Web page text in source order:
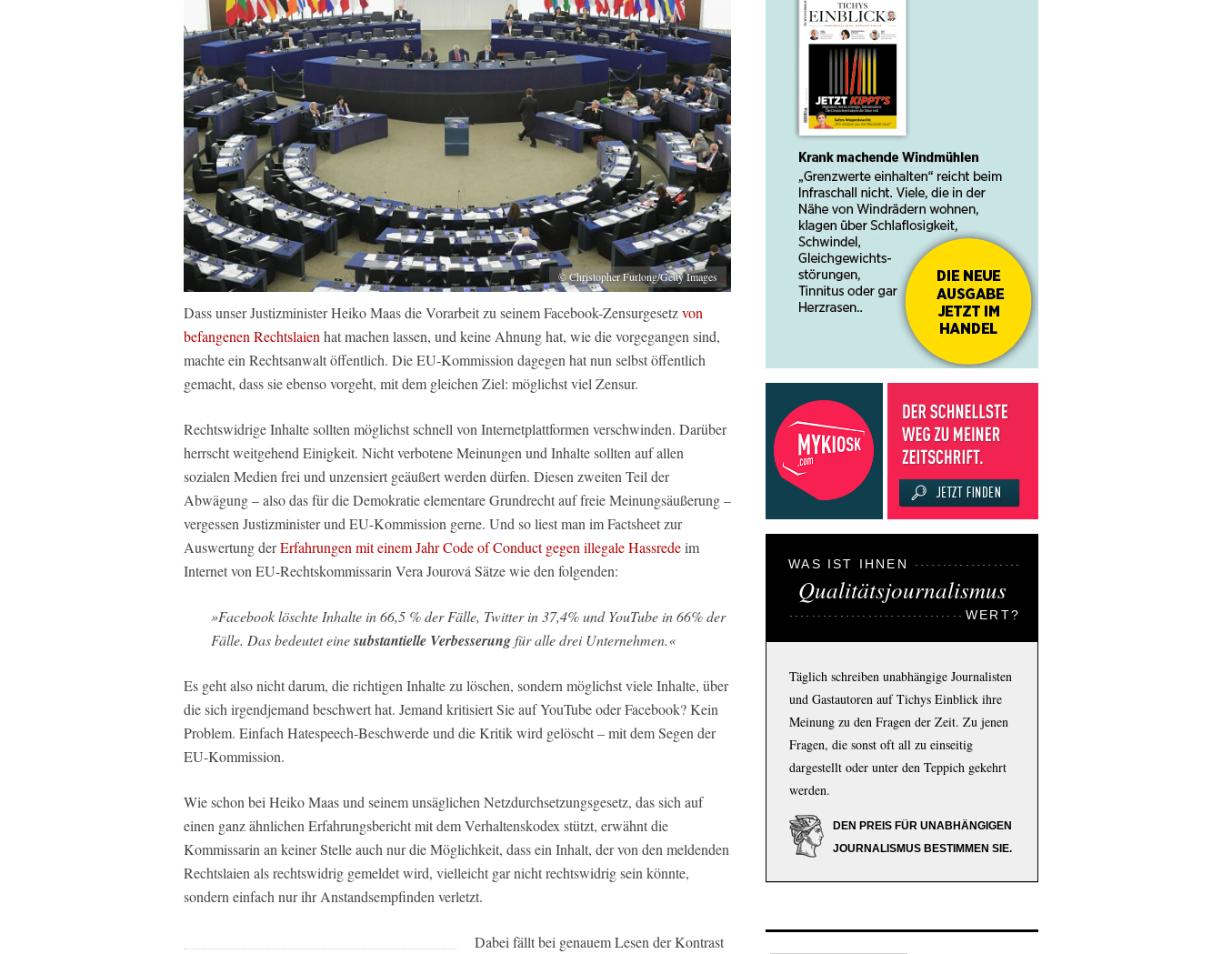
© Christopher Furlong/Getty Images
Dass unser Justizminister Heiko Maas die Vorarbeit zu seinem Facebook-Zensurgesetzvon
befangenen Rechtslaien hat machen lassen, und keine Ahnung hat, wie die vorgegangen sind,
machte ein Rechtsanwalt öffentlich. Die EU-Kommission dagegen hat nun selbst öffentlich
gemacht, dass sie ebenso vorgeht, mit dem gleichen Ziel: möglichst viel Zensur.
Rechtswidrige Inhalte sollten möglichst schnell von Internetplattformen verschwinden. Darüber
herrscht weitgehend Einigkeit. Nicht verbotene Meinungen und Inhalte sollten auf allen
sozialen Medien frei und unzensiert geäußert werden dürfen. Diesen zweiten Teil der
Abwägung – also das für die Demokratie elementare Grundrecht auf freie Meinungsäußerung –
vergessen Justizminister und EU-Kommission gerne. Und so liest man im Factsheet zur
Auswertung derErfahrungen mit einem Jahr Code of Conduct gegen illegale Hassredeim
Internet von EU-Rechtskommissarin Vera Jourová Sätze wie den folgenden:
»Facebook löschte Inhalte in 66,5 % der Fälle, Twitter in 37,4% und YouTube in 66% der
Fälle. Das bedeutet einesubstantielle Verbesserungfür alle drei Unternehmen.«
Es geht also nicht darum, die richtigen Inhalte zu löschen, sondern möglichst viele Inhalte, über
die sich irgendjemand beschwert hat. Jemand kritisiert Sie auf YouTube oder Facebook? Kein
Problem. Einfach Hatespeech-Beschwerde und die Kritik wird gelöscht – mit dem Segen der
EU-Kommission.
Wie schon bei Heiko Maas und seinem unsäglichen Netzdurchsetzungsgesetz, das sich auf
einen ganz ähnlichen Erfahrungsbericht mit dem Verhaltenskodex stützt, erwähnt die
Kommissarin an keiner Stelle auch nur die Möglichkeit, dass ein Inhalt, der von den meldenden
Rechtslaien als rechtswidrig gemeldet wird, vielleicht gar nicht rechtswidrig sein könnte,
sondern einfach nur ihr Anstandsempfinden verletzt.
Dabei fällt bei genauem Lesen der Kontrast
WAS IST IHNEN
Qualitätsjournalismus
WERT?
Täglich schreiben unabhängige Journalisten
und Gastautoren auf Tichys Einblick ihre
Meinung zu den Fragen der Zeit. Zu jenen
Fragen, die sonst oft all zu einseitig
dargestellt oder unter den Teppich gekehrt
werden.
DEN PREIS FÜR UNABHÄNGIGEN
JOURNALISMUS BESTIMMEN SIE.